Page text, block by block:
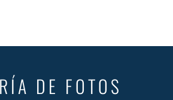
DE FOTOS